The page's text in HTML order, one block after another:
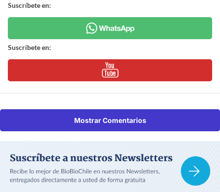
Suscríbete en:
Suscríbete en:
Mostrar Comentarios